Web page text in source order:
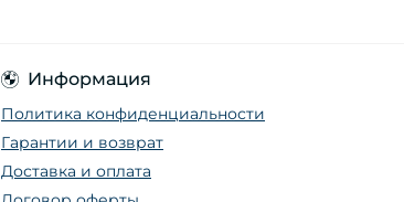
Информация
Политика конфиденциальности
Гарантии и возврат
Доставка и оплата